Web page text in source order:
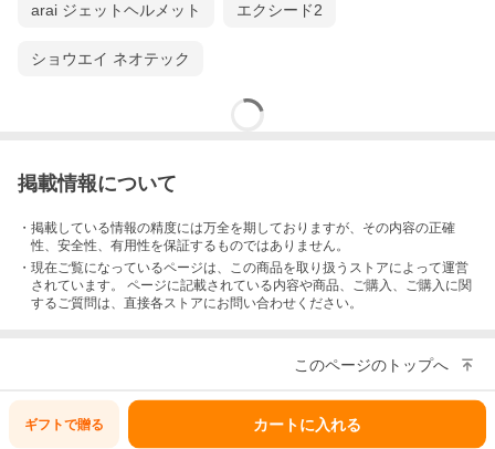
arai ジェットヘルメット エクシード2
ショウエイ ネオテック
掲載情報について
・掲載している情報の精度には万全を期しておりますが、その内容の正確
性、安全性、有用性を保証するものではありません。
・現在ご覧になっているページは、この商品を取り扱うストアによって運営
されています。 ページに記載されている内容や商品、ご購入 、ご購入に関
するご質問は、直接各ストアにお問い合わせください。
このページのトップへ
ギフトで贈る カートに入れる